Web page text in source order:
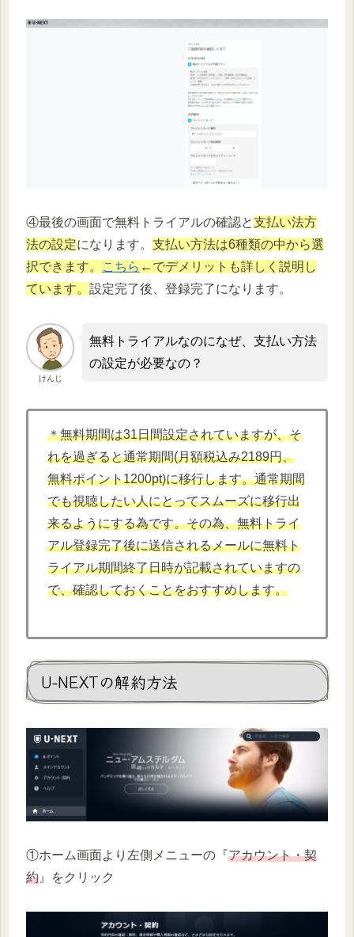
④最後の画面で無料トライアルの確認と支払い法方
法の設定になります。 支払い方法は6種類の中から選
択できます。
こちら ←でデメリットも詳しく説明し
ています。 設定完了後、登録完了になります。
けんじ
無料トライアルなのになぜ、支払い方法
の設定が必要なの？
＊無料期間は31日間設定されていますが、そ
れを過ぎると通常期間(月額税込み2189円、
無料ポイント1200pt)に移行します。通常期間
でも視聴したい人にとってスムーズに移行出
来るようにする為です。その為、無料トライ
アル登録完了後に送信されるメールに無料ト
ライアル期間終了日時が記載されていますの
で、確認しておくことをおすすめします。
U-NEXTの解約方法
①ホーム画面より左側メニューの『アカウント・契
約 』をクリック